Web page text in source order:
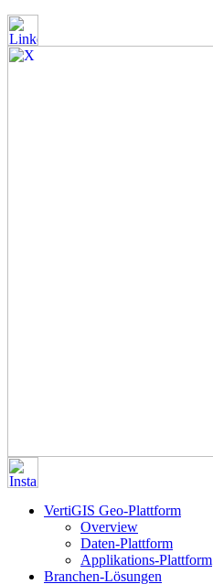
VertiGIS Geo-Plattform
Overview
Daten-Plattform
Applikations-Plattform
Branchen-Lösungen